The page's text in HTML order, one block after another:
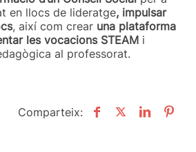
en llocs de lideratge, impulsar
, així com crear una plataforma
les vocacions STEAM i
al professorat.
Comparteix: